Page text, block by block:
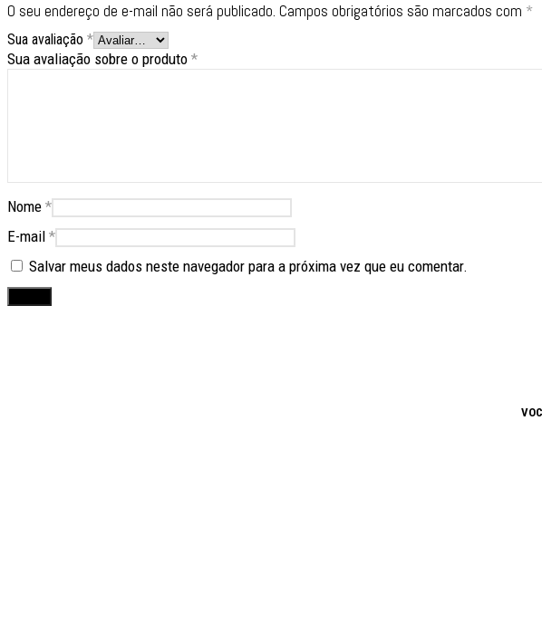
O seu endereço de e-mail não será publicado. Campos obrigatórios são marcados com *
Sua avaliação *
Sua avaliação sobre o produto *
Nome *
E-mail *
Salvar meus dados neste navegador para a próxima vez que eu comentar.